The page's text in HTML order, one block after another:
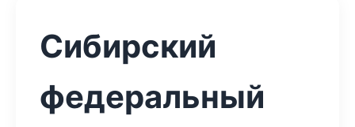
Сибирский
федеральный